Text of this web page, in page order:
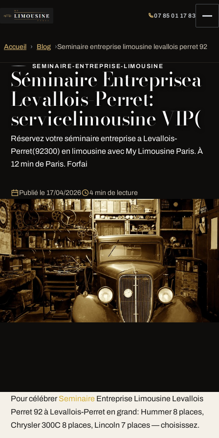
07 85 01 17 83
Accueil › Blog ›Seminaire entreprise limousine levallois perret 92
SEMINAIRE-ENTREPRISE-LIMOUSINE
Séminaire Entreprisea
Levallois-Perret:
servicelimousine VIP(
Réservez votre séminaire entreprise a Levallois-
Perret(92300) en limousine avec My Limousine Paris. À
12 min de Paris. Forfai
Publié le 17/04/2026 4 min de lecture
Pour célébrerSeminaireEntreprise Limousine Levallois
Perret 92 à Levallois-Perret en grand: Hummer 8 places,
Chrysler 300C 8 places, Lincoln 7 places — choisissez.